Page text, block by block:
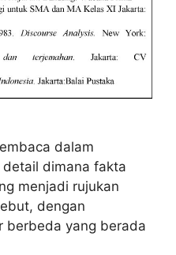
dalam
dimana fakta
menjadi rujukan
dengan
berbeda yang berada